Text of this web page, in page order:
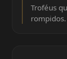
Troféus
rompidos.